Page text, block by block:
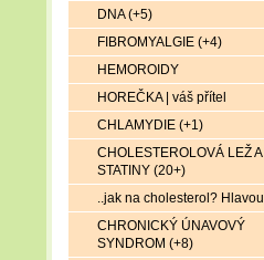
DNA (+5)
FIBROMYALGIE (+4)
HEMOROIDY
HOREČKA | váš přítel
CHLAMYDIE (+1)
CHOLESTEROLOVÁ LEŽ A
STATINY (20+)
..jak na cholesterol? Hlavou
CHRONICKÝ ÚNAVOVÝ
SYNDROM (+8)